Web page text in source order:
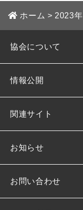
ホーム > 2023年
協会について
情報公開
関連サイト
お知らせ
お問い合わせ